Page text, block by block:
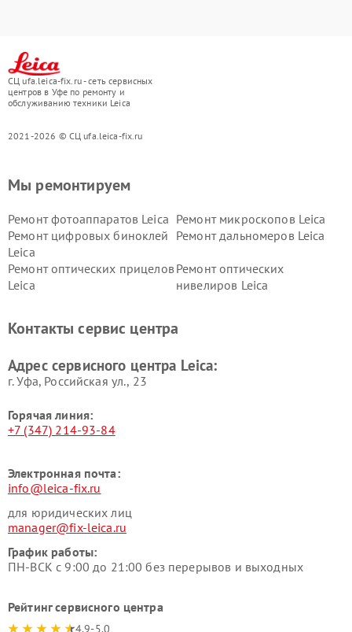
СЦ ufa.leica-fix.ru - сеть сервисных
центров в Уфе по ремонту и
обслуживанию техники Leica
2021-2026 © СЦ ufa.leica-fix.ru
Мы ремонтируем
Ремонт фотоаппаратов Leica Ремонт микроскопов Leica
Ремонт цифровых биноклей
Leica
Ремонт дальномеров Leica
Ремонт оптических прицелов
Leica
Ремонт оптических
нивелиров Leica
Контакты сервис центра
Адрес сервисного центра Leica:
г. Уфа, Российская ул., 23
Горячая линия:
+7 (347) 214-93-84
Электронная почта:
info@leica-fix.ru
для юридических лиц
manager@fix-leica.ru
График работы:
ПН-ВСК с 9:00 до 21:00 без перерывов и выходных
Рейтинг сервисного центра
4.9-5.0